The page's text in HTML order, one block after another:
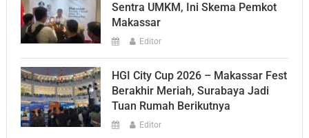
Sentra UMKM, Ini Skema Pemkot
Makassar
Editor
HGI City Cup 2026 – Makassar Fest
Berakhir Meriah, Surabaya Jadi
Tuan Rumah Berikutnya
Editor